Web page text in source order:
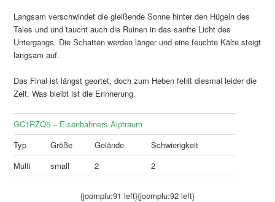
Langsam verschwindet die gleißende Sonne hinter den Hügeln des
Tales und und taucht auch die Ruinen in das sanfte Licht des
Untergangs. Die Schatten werden länger und eine feuchte Kälte steigt
langsam auf.
Das Final ist längst geortet, doch zum Heben fehlt diesmal leider die
Zeit. Was bleibt ist die Erinnerung.
GC1RZQ5 – Eisenbahners Alptraum
Typ
Größe Gelände
Schwierigkeit
Multi
small 2 2
{joomplu:91 left}{joomplu:92 left}